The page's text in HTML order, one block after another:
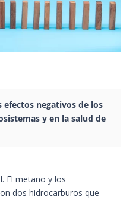
efectos negativos de los
y en la salud de
. El metano y los
dos hidrocarburos que